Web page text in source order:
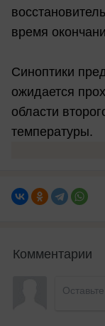
время
Синоптики
ожидается
области
температуры.
Комментарии